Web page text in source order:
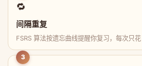
🔁
间隔重复
FSRS 算法按遗忘曲线提醒你复习，每次只花
3